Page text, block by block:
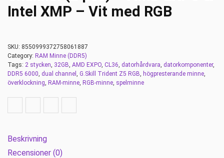
Intel XMP – Vit med RGB
SKU: 8550999372758061887
Category: RAM Minne (DDR5)
Tags: 2 stycken, 32GB, AMD EXPO, CL36, datorhårdvara, datorkomponenter,
DDR5 6000, dual channel , G.Skill Trident Z5 RGB, högpresterande minne,
överklockning, RAM-minne, RGB-minne, spelminne
Beskrivning
Recensioner (0)